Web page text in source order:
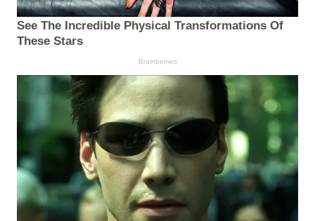
See The Incredible Physical Transformations Of
These Stars
Brainberries